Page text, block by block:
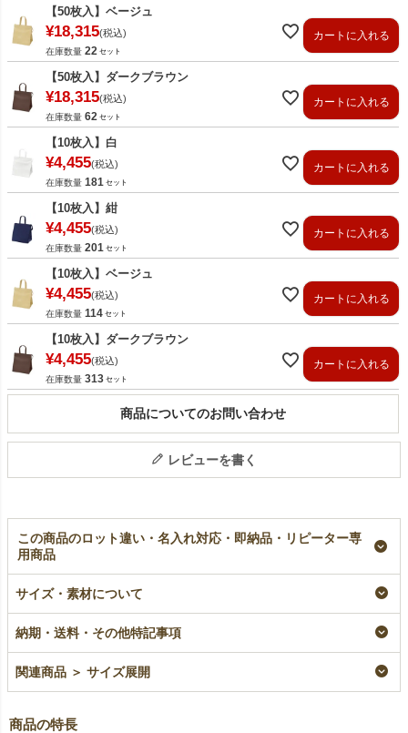
【50枚入】ベージュ
¥18,315 税込
在庫数量 22
カートに入れる
【50枚入】ダークブラウン
¥18,315 税込
在庫数量 62
カートに入れる
【10枚入】白
¥4,455 税込
在庫数量 181
カートに入れる
【10枚入】紺
¥4,455 税込
在庫数量 201
カートに入れる
【10枚入】ベージュ
¥4,455 税込
在庫数量 114
カートに入れる
【10枚入】ダークブラウン
¥4,455 税込
在庫数量 313
カートに入れる
商品についてのお問い合わせ
レビューを書く
この商品のロット違い・名入れ対応・即納品・リピーター専
用商品
【名入れ／リピーター
専用】不織布保冷バッ
リピーター専用名入れ
¥35,750税込
不織布保冷バッグ ベ
¥34,650
【名入れ対応】不織布
保冷バッグ ベーシッ
¥35,750税込
サイズ・素材について
納期・送料・その他特記事項
関連商品 ＞ サイズ展開
商品の特長